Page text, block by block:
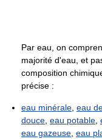
Par eau, on
majorité d'eau, et
composition
précise :
eau minérale eau
douce eau potable
eau gazeuse eau